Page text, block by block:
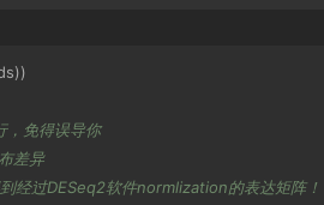
))
，免得误导你
差异
经过DESeq2软件normlization的表达矩阵！